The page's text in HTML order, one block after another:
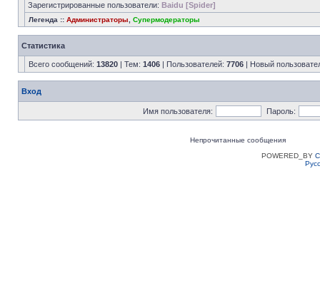
Зарегистрированные пользователи: Baidu [Spider]
Легенда :: Администраторы Супермодераторы
Статистика
Всего сообщений: 13820 | Тем: 1406 | Пользователей: 7706 | Новый
Вход
Имя пользователя: Пароль:
Непрочитанные сообщения
POWERED_BY